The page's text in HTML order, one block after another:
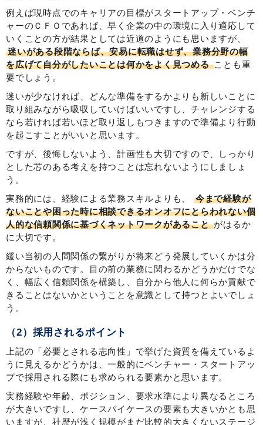
例えば現時点でのキャリアの目標がスタートアップ・ベンチ
ャーのＣＦＯであれば、早く企業の中の環境に入り適応して
いくことの方が結果としては近道のようにも思いますが、
迷いがある段階ならば、安易に転職はせず、業務分野の幅
を広げて自分がしたいことは何かをよく見つめる ことも重
要でしょう。
迷いが少なければ、どんな準備をするかよりも新しいことに
取り組みながら吸収していけばいいですし、チャレンジする
なら若ければ若いほど取り返しもつきますので準備より行動
を起こすことがいいと思います。
ですが、後悔しないよう、計画性も大切ですので、しっかり
とした芯のある考えを持つことは忘れないようにしましょ
う。
実務的には、経験による業務スキルよりも、
今まで経験が
ないことや困った時に相談できるオンオフにとらわれない個
人的な信頼関係に基づくネットワークがあること がはるか
に大切です。
緩い当初の人間関係の繋がりが将来どう発展していくかは分
からないものです。目の前の業務に関わるかどうかだけでな
く、幅広く信頼関係を構築し、自分から他人に何らか貢献で
きることはないかということを意識として持つとよいでしょ
う。
（2）採用されるポイント
上記の「必要とされる志向性」で挙げた資質を備えているよ
うに見えるかどうかは、一般的にベンチャー・スタートアッ
プで採用される際にも求められる要素かと思います。
実務経験や年齢、ポジション、要求水準により異なるところ
が大きいですし、ケースバイケースの要素も大きいかとも思
いますが、社歴が浅く規模がまだ比較的大きくないステージ